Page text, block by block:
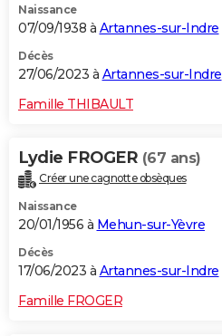
Naissance
07/09/1938 à Artannes-sur-Indre
Décès
27/06/2023 à Artannes-sur-Indre
Famille THIBAULT
Lydie FROGER (67 ans)
Créer une cagnotte obsèques
Naissance
20/01/1956 à Mehun-sur-Yèvre
Décès
17/06/2023 à Artannes-sur-Indre
Famille FROGER